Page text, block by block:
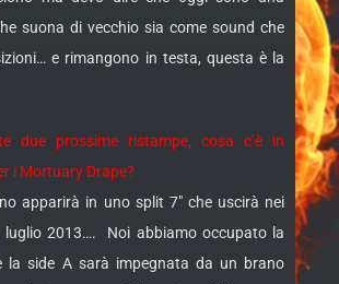
suona di vecchio sia come sound che
e rimangono in testa, questa è la
due prossime ristampe, cosa c’è in
i Mortuary Drape?
apparirà in uno split 7″ che uscirà nei
luglio 2013…. Noi abbiamo occupato la
la side A sarà impegnata da un brano